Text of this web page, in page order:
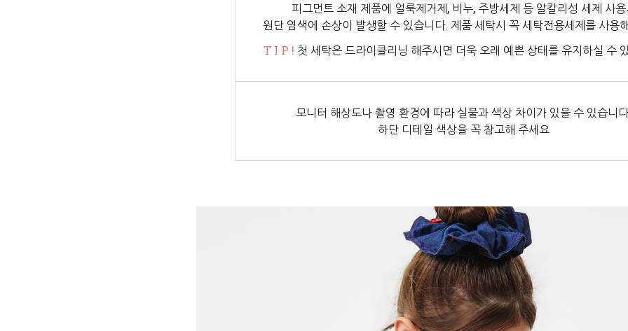
피그먼트 소재 제품에 얼룩제거제, 비누, 주방세제 등 알칼리성 세제 사용
원단 염색에 손상이 발생할 수 있습니다. 제품 세탁시 꼭 세탁전용세제를 사용
T I P ! 첫 세탁은 드라이클리닝 해주시면 더욱 오래 예쁜 상태를 유지하실 수
모니터 해상도나 촬영 환경에 따라 실물과 색상 차이가 있을 수 있습니
하단 디테일 색상을 꼭 참고해 주세요